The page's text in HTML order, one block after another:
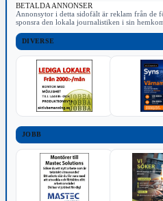
BETALDA ANNONSER
Annonsytor i detta sidofält är reklam från de
sponsra den lokala journalistiken i sin
DIVERSE
JOBB